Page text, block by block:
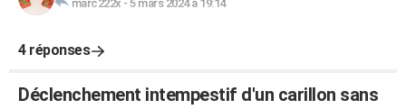
marc222x - 5 mars 2024 à 19:14
4 réponses
Déclenchement intempestif d'un carillon sans